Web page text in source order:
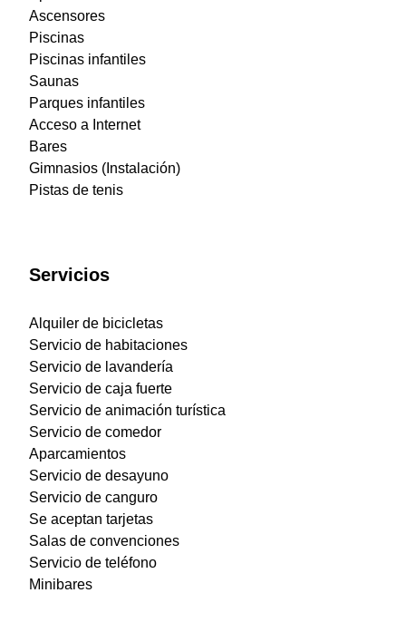
Ascensores
Piscinas
Piscinas infantiles
Saunas
Parques infantiles
Acceso a Internet
Bares
Gimnasios (Instalación)
Pistas de tenis
Servicios
Alquiler de bicicletas
Servicio de habitaciones
Servicio de lavandería
Servicio de caja fuerte
Servicio de animación turística
Servicio de comedor
Aparcamientos
Servicio de desayuno
Servicio de canguro
Se aceptan tarjetas
Salas de convenciones
Servicio de teléfono
Minibares